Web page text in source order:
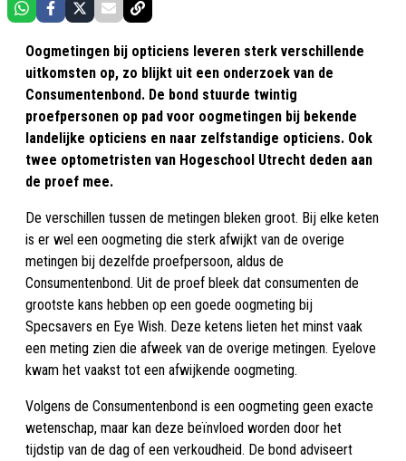
Oogmetingen bij opticiens leveren sterk verschillende
uitkomsten op, zo blijkt uit een onderzoek van de
Consumentenbond. De bond stuurde twintig
proefpersonen op pad voor oogmetingen bij bekende
landelijke opticiens en naar zelfstandige opticiens. Ook
twee optometristen van Hogeschool Utrecht deden aan
de proef mee.
De verschillen tussen de metingen bleken groot. Bij elke keten
is er wel een oogmeting die sterk afwijkt van de overige
metingen bij dezelfde proefpersoon, aldus de
Consumentenbond. Uit de proef bleek dat consumenten de
grootste kans hebben op een goede oogmeting bij
Specsavers en Eye Wish. Deze ketens lieten het minst vaak
een meting zien die afweek van de overige metingen. Eyelove
kwam het vaakst tot een afwijkende oogmeting.
Volgens de Consumentenbond is een oogmeting geen exacte
wetenschap, maar kan deze beïnvloed worden door het
tijdstip van de dag of een verkoudheid. De bond adviseert